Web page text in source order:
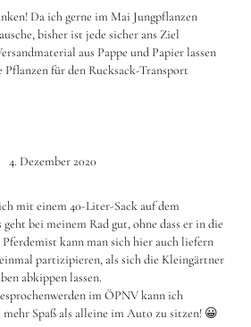
Da ich gerne im Mai Jungpflanzen
bisher ist jede sicher ans Ziel
aus Pappe und Papier lassen
Pflanzen für den Rucksack-Transport
4. Dezember 2020
mit einem 40-Liter-Sack auf dem
geht bei meinem Rad gut, ohne dass er in die
kann man sich hier auch liefern
partizipieren, als sich die Kleingärtner
abkippen lassen.
im ÖPNV kann ich
mehr Spaß als alleine im Auto zu sitzen! 😀